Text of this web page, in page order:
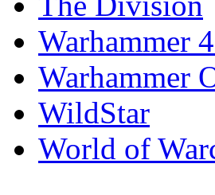
Warhammer
Warhammer
WildStar
World of